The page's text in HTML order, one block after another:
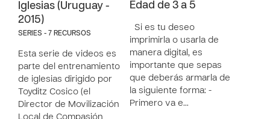
Iglesias (Uruguay -
2015)
SERIES - 7 RECURSOS
Esta serie de videos es
parte del entrenamiento
de iglesias dirigido por
Toyditz Cosico (el
Director de Movilización
Local de Compasión
Edad de 3 a 5
Si es tu deseo
imprimirla o usarla de
manera digital, es
importante que sepas
que deberás armarla de
la siguiente forma: -
Primero va e…